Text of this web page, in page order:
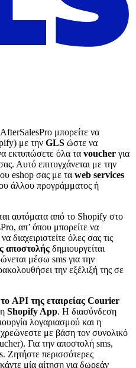
μπορείτε να
με την GLS ώστε να
εκτυπώσετε όλα τα voucher για
Αυτό επιτυγχάνεται με την
eshop σας με τα web services
άλλου προγράμματος ή
αυτόματα από το Shopify στο
απ’ όπου μπορείτε να
διαχειριστείτε όλες σας τις
αποστολής δημιουργείται
μέσω sms για την
την εξέλιξή της σε
API της εταιρείας Courier
Shopify App. H διασύνδεση
λογαριασμού και η
με βάση τον συνολικό
Για την αποστολή sms,
Ζητήστε περισσότερες
μία αίτηση για δωρεάν